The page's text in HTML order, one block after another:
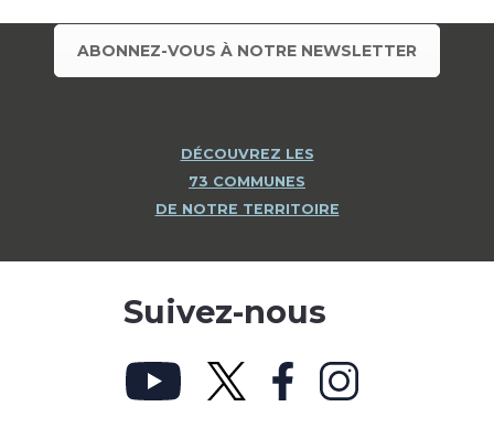
ABONNEZ-VOUS À NOTRE NEWSLETTER
DÉCOUVREZ LES
73 COMMUNES
DE NOTRE TERRITOIRE
Suivez-nous